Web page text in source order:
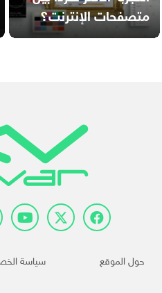
متصفحات الإنترنت؟
حول الموقع سياسة